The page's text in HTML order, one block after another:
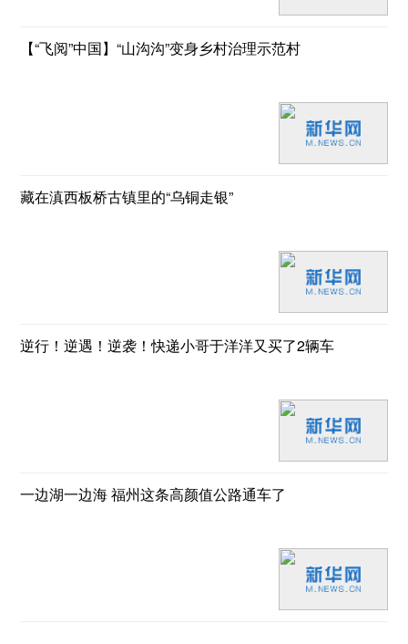
【“飞阅”中国】“山沟沟”变身乡村治理示范村
藏在滇西板桥古镇里的“乌铜走银”
逆行！逆遇！逆袭！快递小哥于洋洋又买了2辆车
一边湖一边海 福州这条高颜值公路通车了